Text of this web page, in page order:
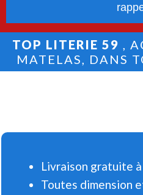
TOP LITERIE 59 ,
MATELAS, DANS
Livraison gratuite
Toutes dimension